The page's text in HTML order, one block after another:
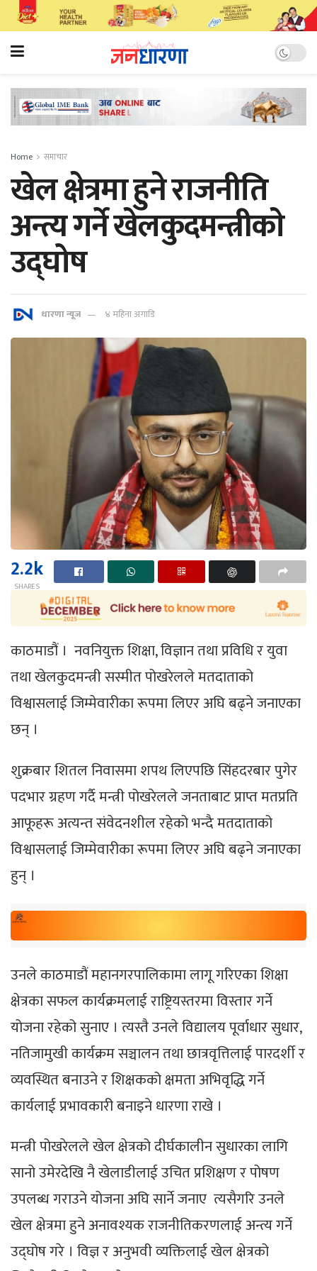
Home समाचार
खेल क्षेत्रमा हुने राजनीति
अन्त्य गर्ने खेलकुदमन्त्रीकाे
उद्घोष
धारणा न्यूज ४ महिना अगाडि
2.2k
SHARES
काठमाडौं । नवनियुक्त शिक्षा, विज्ञान तथा प्रविधि र युवा
तथा खेलकुदमन्त्री सस्मीत पोखरेलले मतदाताको
विश्वासलाई जिम्मेवारीका रूपमा लिएर अघि बढ्ने जनाएका
छन् ।
शुक्रबार शितल निवासमा शपथ लिएपछि सिंहदरबार पुगेर
पदभार ग्रहण गर्दै मन्त्री पोखरेलले जनताबाट प्राप्त मतप्रति
आफूहरू अत्यन्त संवेदनशील रहेको भन्दै मतदाताको
विश्वासलाई जिम्मेवारीका रूपमा लिएर अघि बढ्ने जनाएका
हुन् ।
उनले काठमाडौं महानगरपालिकामा लागू गरिएका शिक्षा
क्षेत्रका सफल कार्यक्रमलाई राष्ट्रियस्तरमा विस्तार गर्ने
योजना रहेको सुनाए । त्यस्तै उनले विद्यालय पूर्वाधार सुधार,
नतिजामुखी कार्यक्रम सञ्चालन तथा छात्रवृत्तिलाई पारदर्शी र
व्यवस्थित बनाउने र शिक्षकको क्षमता अभिवृद्धि गर्ने
कार्यलाई प्रभावकारी बनाइने धारणा राखे ।
मन्त्री पोखरेलले खेल क्षेत्रको दीर्घकालीन सुधारका लागि
सानो उमेरदेखि नै खेलाडीलाई उचित प्रशिक्षण र पोषण
उपलब्ध गराउने योजना अघि सार्ने जनाए त्यसैगरि उनले
खेल क्षेत्रमा हुने अनावश्यक राजनीतिकरणलाई अन्त्य गर्ने
उद्घोष गरे । विज्ञ र अनुभवी व्यक्तिलाई खेल क्षेत्रको